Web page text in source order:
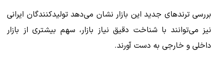
بررسی ترندهای جدید این بازار نشان می‌دهد تولیدکنندگان ایرانی
نیز می‌توانند با شناخت دقیق نیاز بازار، سهم بیشتری از بازار
داخلی و خارجی به دست آورند.